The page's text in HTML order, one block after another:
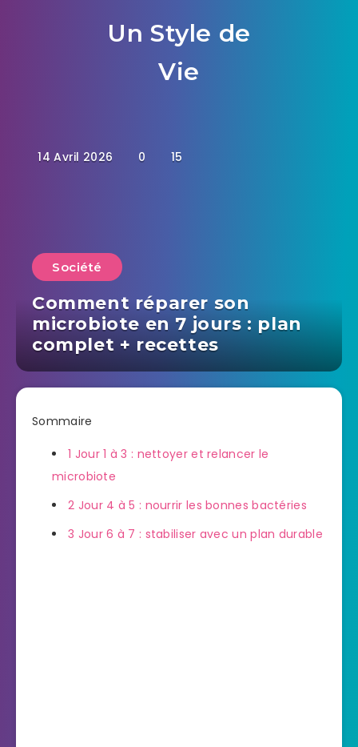
Un Style de
Vie
14 Avril 2026 0 15
Société
Comment réparer son
microbiote en 7 jours : plan
complet + recettes
Sommaire
1 Jour 1 à 3 : nettoyer et relancer le
microbiote
2 Jour 4 à 5 : nourrir les bonnes bactéries
3 Jour 6 à 7 : stabiliser avec un plan durable